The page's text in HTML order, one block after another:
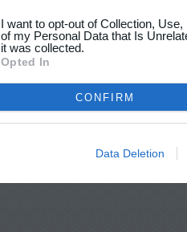
I want to opt-out of Collection,
of my Personal Data that Is
it was collected.
Opted In
CONFIRM
Data Deletion